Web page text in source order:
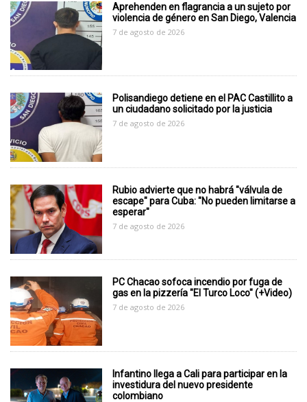
Aprehenden en flagrancia a un sujeto por
violencia de género en San Diego, Valencia
7 de agosto de 2026
Polisandiego detiene en el PAC Castillito a
un ciudadano solicitado por la justicia
7 de agosto de 2026
Rubio advierte que no habrá "válvula de
escape" para Cuba: "No pueden limitarse a
esperar"
7 de agosto de 2026
PC Chacao sofoca incendio por fuga de
gas en la pizzería "El Turco Loco" (+Video)
7 de agosto de 2026
Infantino llega a Cali para participar en la
investidura del nuevo presidente
colombiano